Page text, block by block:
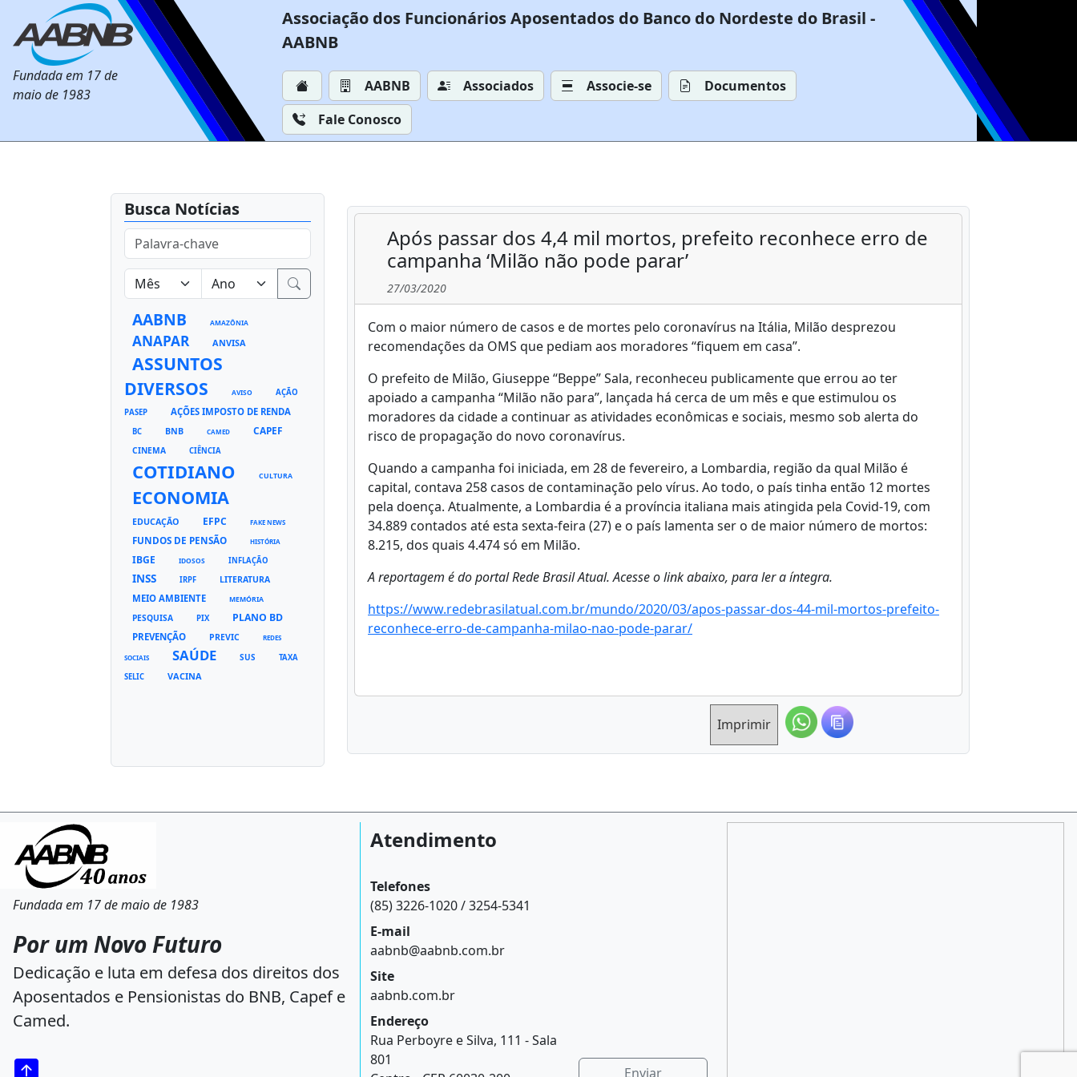
Fundada em 17 de
maio de 1983
Associação dos Funcionários Aposentados do Banco do Nordeste do Brasil -
AABNB
AABNB Associados Associe-se
Documentos
Fale Conosco
Busca Notícias
AABNB AMAZÔNIA
ANAPAR ANVISA
ASSUNTOS
DIVERSOS
AVISO
AÇÃO
PASEP
AÇÕES IMPOSTO DE RENDA
BC BNB CAMED CAPEF
CINEMA CIÊNCIA
COTIDIANO CULTURA
ECONOMIA
EDUCAÇÃO EFPC FAKE NEWS
FUNDOS DE PENSÃO HISTÓRIA
IBGE IDOSOS INFLAÇÃO
INSS IRPF LITERATURA
MEIO AMBIENTE MEMÓRIA
PESQUISA PIX PLANO BD
PREVENÇÃO PREVIC REDES
SOCIAIS SAÚDE SUS
TAXA
SELIC
VACINA
Após passar dos 4,4 mil mortos, prefeito reconhece erro de
campanha ‘Milão não pode parar’
27/03/2020
Com o maior número de casos e de mortes pelo coronavírus na Itália, Milão desprezou
recomendações da OMS que pediam aos moradores “fiquem em casa”.
O prefeito de Milão, Giuseppe “Beppe” Sala, reconheceu publicamente que errou ao ter
apoiado a campanha “Milão não para”, lançada há cerca de um mês e que estimulou os
moradores da cidade a continuar as atividades econômicas e sociais, mesmo sob alerta do
risco de propagação do novo coronavírus.
Quando a campanha foi iniciada, em 28 de fevereiro, a Lombardia, região da qual Milão é
capital, contava 258 casos de contaminação pelo vírus. Ao todo, o país tinha então 12 mortes
pela doença. Atualmente, a Lombardia é a província italiana mais atingida pela Covid-19, com
34.889 contados até esta sexta-feira (27) e o país lamenta ser o de maior número de mortos:
8.215, dos quais 4.474 só em Milão.
A reportagem é do portal Rede Brasil Atual. Acesse o link abaixo, para ler a íntegra.
https://www.redebrasilatual.com.br/mundo/2020/03/apos-passar-dos-44-mil-mortos-prefeito-
reconhece-erro-de-campanha-milao-nao-pode-parar/
Imprimir
Fundada em 17 de maio de 1983
Por um Novo Futuro
Dedicação e luta em defesa dos direitos dos
Aposentados e Pensionistas do BNB, Capef e
Camed.
Atendimento
Telefones
(85) 3226-1020 / 3254-5341
E-mail
aabnb@aabnb.com.br
Site
aabnb.com.br
Endereço
Rua Perboyre e Silva, 111 - Sala
801
Enviar